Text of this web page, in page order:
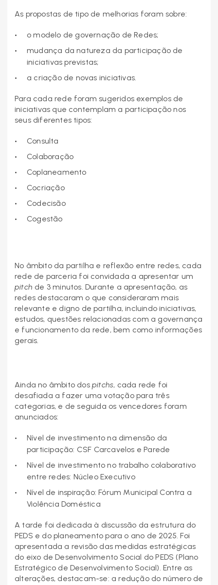
As propostas de tipo de melhorias foram sobre:
o modelo de governação de Redes;
mudança da natureza da participação de
iniciativas previstas;
a criação de novas iniciativas.
Para cada rede foram sugeridos exemplos de
iniciativas que contemplam a participação nos
seus diferentes tipos:
Consulta
Colaboração
Coplaneamento
Cocriação
Codecisão
Cogestão
No âmbito da partilha e reflexão entre redes, cada
rede de parceria foi convidada a apresentar um
pitch de 3 minutos. Durante a apresentação, as
redes destacaram o que consideraram mais
relevante e digno de partilha, incluindo iniciativas,
estudos, questões relacionadas com a governança
e funcionamento da rede, bem como informações
gerais.
Ainda no âmbito dos pitchs, cada rede foi
desafiada a fazer uma votação para três
categorias, e de seguida os vencedores foram
anunciados:
Nível de investimento na dimensão da
participação: CSF Carcavelos e Parede
Nível de investimento no trabalho colaborativo
entre redes: Núcleo Executivo
Nível de inspiração: Fórum Municipal Contra a
Violência Doméstica
A tarde foi dedicada à discussão da estrutura do
PEDS e do planeamento para o ano de 2025. Foi
apresentada a revisão das medidas estratégicas
do eixo de Desenvolvimento Social do PEDS (Plano
Estratégico de Desenvolvimento Social). Entre as
alterações, destacam-se: a redução do número de